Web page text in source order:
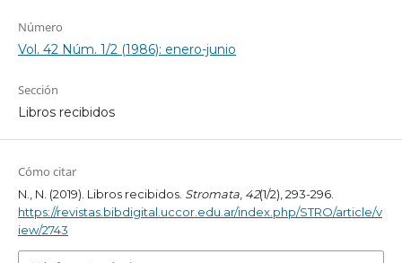
Número
Vol. 42 Núm. 1/2 (1986): enero-junio
Sección
Libros recibidos
Cómo citar
N., N. (2019). Libros recibidos. Stromata, 42(1/2), 293-296.
https://revistas.bibdigital.uccor.edu.ar/index.php/STRO/article/v
iew/2743